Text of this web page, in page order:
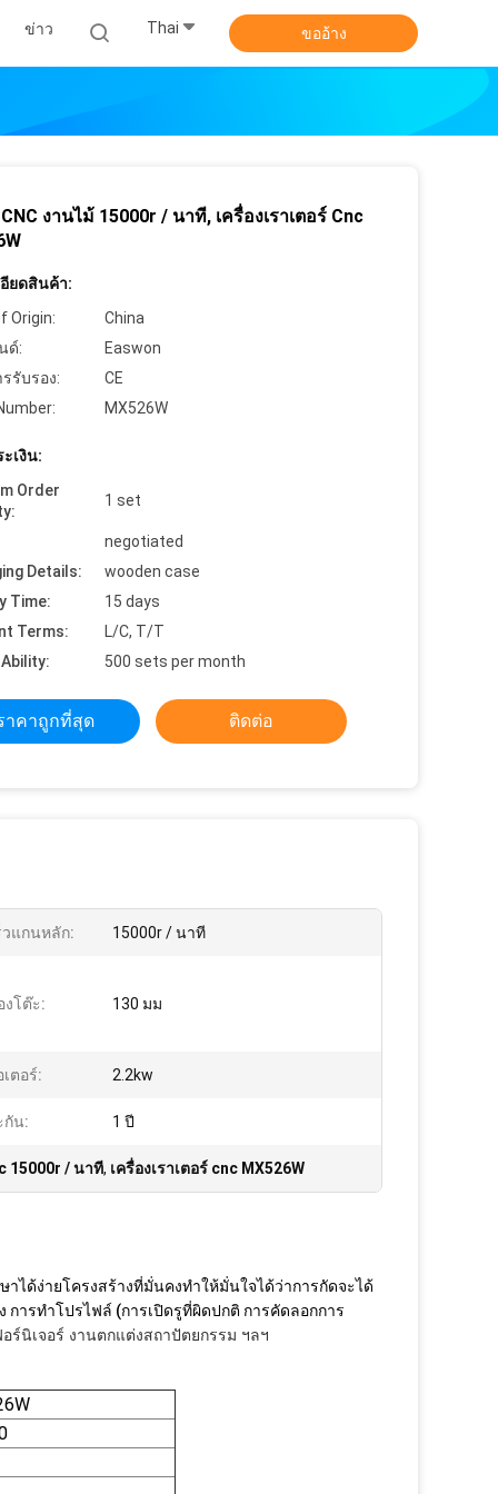
ข่าว Thai ขออ้าง
งานไม้ 15000r / นาที, เครื่องเราเตอร์ Cnc
ยดสินค้า:
Origin:
China
ด์:
Easwon
รับรอง:
CE
MX526W
เงิน:
Order
1 set
negotiated
Details:
wooden case
Time:
15 days
Terms:
L/C, T/T
500 sets per month
าคาถูกที่สุด ติดต่อ
วแกนหลัก: 15000r / นาที
งโต๊ะ: 130 มม
ตอร์: 2.2kw
กัน: 1 ปี
15000r / นาที, เครื่องเราเตอร์ cnc MX526W
ได้ง่ายโครงสร้างที่มั่นคงทำให้มั่นใจได้ว่าการกัดจะได้
ารทำโปรไฟล์ (การเปิดรูที่ผิดปกติ การคัดลอกการ
ร์นิเจอร์ งานตกแต่งสถาปัตยกรรม ฯลฯ